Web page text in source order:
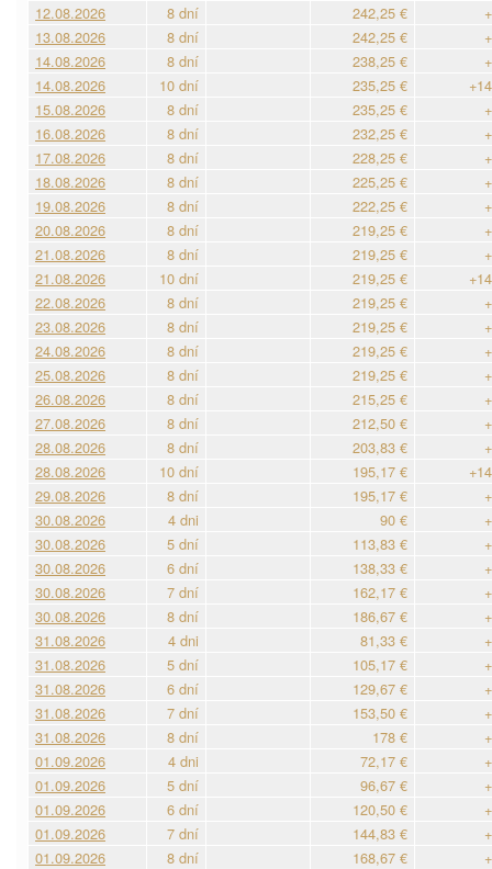
12.08.2026
8 dní 242,25 €
13.08.2026
8 dní 242,25 €
14.08.2026
8 dní 238,25 €
14.08.2026
10 dní 235,25 €
15.08.2026
8 dní 235,25 €
16.08.2026
8 dní 232,25 €
17.08.2026
8 dní 228,25 €
18.08.2026
8 dní 225,25 €
19.08.2026
8 dní 222,25 €
20.08.2026
8 dní 219,25 €
21.08.2026
8 dní 219,25 €
21.08.2026
10 dní 219,25 €
22.08.2026
8 dní 219,25 €
23.08.2026
8 dní 219,25 €
24.08.2026
8 dní 219,25 €
25.08.2026
8 dní 219,25 €
26.08.2026
8 dní 215,25 €
27.08.2026
8 dní 212,50 €
28.08.2026
8 dní 203,83 €
28.08.2026
10 dní 195,17 €
29.08.2026
8 dní 195,17 €
30.08.2026
4 dni 90 €
30.08.2026
5 dní 113,83 €
30.08.2026
6 dní 138,33 €
30.08.2026
7 dní 162,17 €
30.08.2026
8 dní 186,67 €
31.08.2026
4 dni 81,33 €
31.08.2026
5 dní 105,17 €
31.08.2026
6 dní 129,67 €
31.08.2026
7 dní 153,50 €
31.08.2026
8 dní 178 €
01.09.2026
4 dni 72,17 €
01.09.2026
5 dní 96,67 €
01.09.2026
6 dní 120,50 €
01.09.2026
7 dní 144,83 €
01.09.2026
8 dní 168,67 €